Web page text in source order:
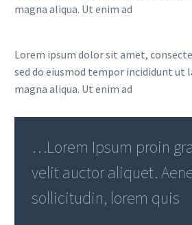
magna aliqua. Ut enim ad
Lorem ipsum dolor sit amet,
sed do eiusmod tempor incididunt ut
magna aliqua. Ut enim ad
…Lorem Ipsum proin
velit auctor aliquet.
sollicitudin, lorem quis